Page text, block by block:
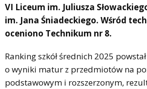
VI Liceum im. Juliusza
im. Jana Śniadeckiego. Wśród
oceniono Technikum nr 8.
Ranking szkół średnich 2025
o wyniki matur z przedmiotów na
podstawowym i rozszerzonym,